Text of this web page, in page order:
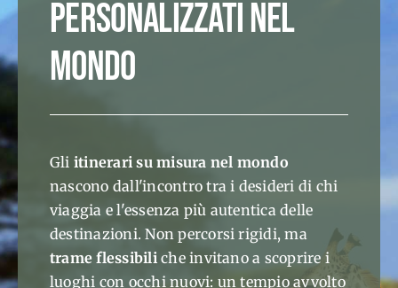
PERSONALIZZATI NEL
MONDO
Gli itinerari su misura nel mondo
nascono dall'incontro tra i desideri di chi
viaggia e l'essenza più autentica delle
destinazioni. Non percorsi rigidi, ma
trame flessibiliche invitano a scoprire i
luoghi con occhi nuovi: un tempio avvolto